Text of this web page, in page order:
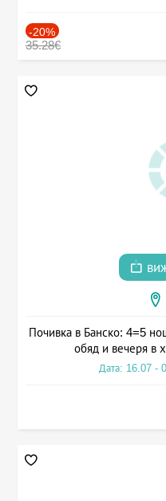
-20%
35.28€
Почивка в Банско: 4=5
обяд и вечеря в
Дата: 16.07 -